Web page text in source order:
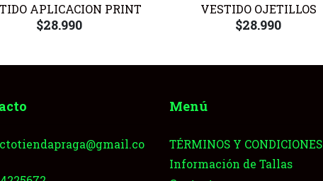
APLICACION PRINT
$28.990
VESTIDO OJETILLOS
$28.990
Menú
TÉRMINOS Y CONDICIONES
Información de Tallas